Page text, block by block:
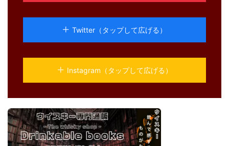
Twitter（タップして広げる）
Instagram（タップして広げる）